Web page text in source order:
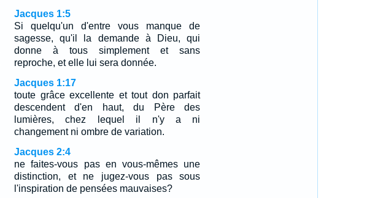
Jacques 1:5
Si quelqu'un d'entre vous manque de
sagesse, qu'il la demande à Dieu, qui
donne à tous simplement et sans
reproche, et elle lui sera donnée.
Jacques 1:17
toute grâce excellente et tout don parfait
descendent d'en haut, du Père des
lumières, chez lequel il n'y a ni
changement ni ombre de variation.
Jacques 2:4
ne faites-vous pas en vous-mêmes une
distinction, et ne jugez-vous pas sous
l'inspiration de pensées mauvaises?